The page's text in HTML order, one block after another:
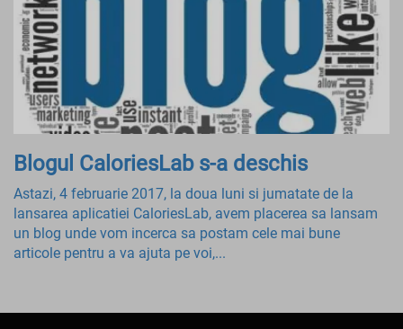
Blogul CaloriesLab s-a deschis
Astazi, 4 februarie 2017, la doua luni si jumatate de la
lansarea aplicatiei CaloriesLab, avem placerea sa lansam
un blog unde vom incerca sa postam cele mai bune
articole pentru a va ajuta pe voi,...